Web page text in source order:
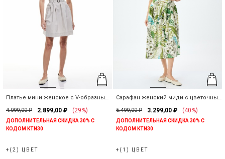
Платье мини женское с V-образным
4.099,00 ₽ 2.899,00 ₽ (29%)
ДОПОЛНИТЕЛЬНАЯ СКИДКА 30% С
КОДОМ KTN30
+(2) ЦВЕТ
Сарафан женский миди с цветочным
5.499,00 ₽ 3.299,00 ₽ (40%)
ДОПОЛНИТЕЛЬНАЯ СКИДКА 30% С
КОДОМ KTN30
+(1) ЦВЕТ